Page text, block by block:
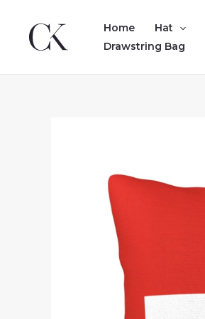
content
Home Hat
Drawstring Bag